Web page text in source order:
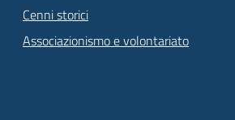
Cenni storici
Associazionismo e volontariato